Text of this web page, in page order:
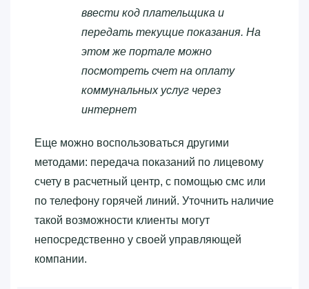
ввести код плательщика и
передать текущие показания. На
этом же портале можно
посмотреть счет на оплату
коммунальных услуг через
интернет
Еще можно воспользоваться другими
методами: передача показаний по лицевому
счету в расчетный центр, с помощью смс или
по телефону горячей линий. Уточнить наличие
такой возможности клиенты могут
непосредственно у своей управляющей
компании.